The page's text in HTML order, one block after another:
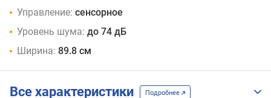
Управление: сенсорное
Уровень шума: до 74 дБ
Ширина: 89.8 см
Все характеристики Подробнее